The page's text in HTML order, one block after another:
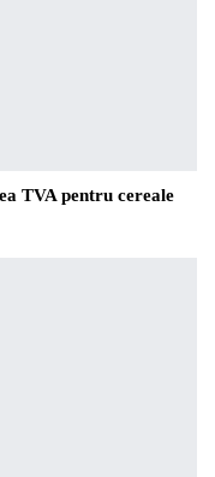
TVA pentru cereale